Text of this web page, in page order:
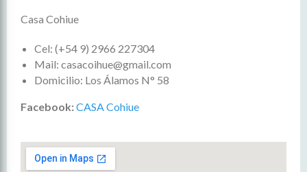
Casa Cohiue
Cel: (+54 9) 2966 227304
Mail: casacoihue@gmail.com
Domicilio: Los Álamos N° 58
Facebook:CASA Cohiue